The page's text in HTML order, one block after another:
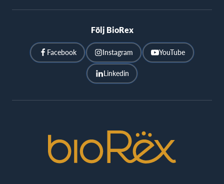
Följ BioRex
Facebook Instagram YouTube
Linkedin
Cinemas